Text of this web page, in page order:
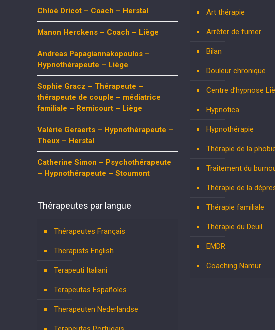
Chloé Dricot – Coach – Herstal
Manon Herckens – Coach – Liège
Andreas Papagiannakopoulos –
Hypnothérapeute – Liège
Sophie Gracz – Thérapeute –
thérapeute de couple – médiatrice
familiale – Remicourt – Liège
Valérie Geraerts – Hypnothérapeute –
Theux – Herstal
Catherine Simon – Psychothérapeute
– Hypnothérapeute – Stoumont
Thérapeutes par langue
Thérapeutes Français
Therapists English
Terapeuti Italiani
Terapeutas Españoles
Therapeuten Nederlandse
Art thérapie
Arrêter de fumer
Bilan
Douleur chronique
Centre d’hypnose
Hypnotica
Hypnothérapie
Thérapie de la
Traitement du
Thérapie de la
Thérapie familiale
Thérapie du Deuil
EMDR
Coaching Namur